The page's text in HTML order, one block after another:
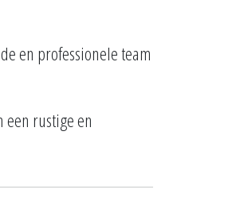
en professionele team
rustige en